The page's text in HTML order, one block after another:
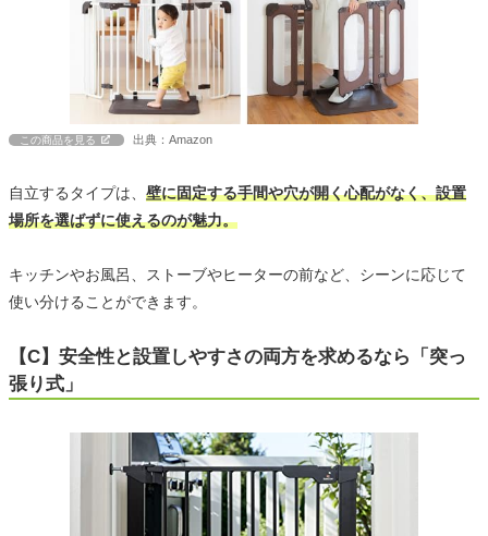
この商品を見る 出典：Amazon
自立するタイプは、 壁に固定する手間や穴が開く心配がなく、設置
場所を選ばずに使えるのが魅力。
キッチンやお風呂、ストーブやヒーターの前など、シーンに応じて
使い分けることができます。
【C】安全性と設置しやすさの両方を求めるなら「突っ
張り式」